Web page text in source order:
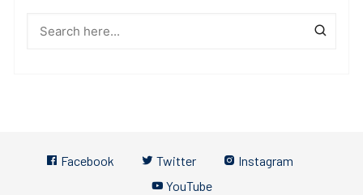
Facebook Twitter
Instagram
YouTube